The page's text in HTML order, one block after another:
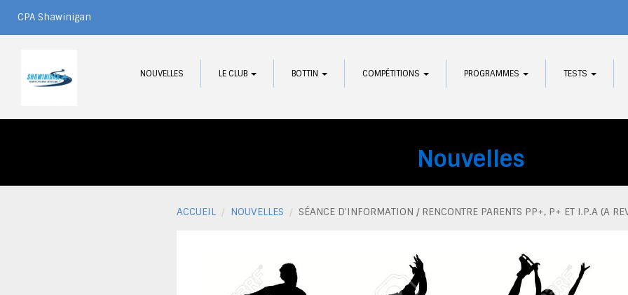
CPA Shawinigan
NOUVELLES LE CLUB BOTTIN COMPÉTITIONS PROGRAMMES TESTS
Nouvelles
ACCUEIL NOUVELLES SÉANCE D'INFORMATION / RENCONTRE PARENTS PP+, P+ ET I.P.A (A